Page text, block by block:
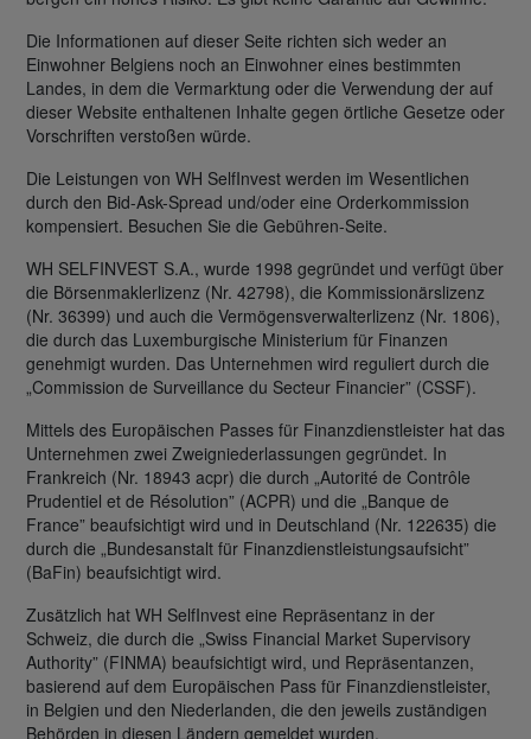
Die Informationen auf dieser Seite richten sich weder an
Einwohner Belgiens noch an Einwohner eines bestimmten
Landes, in dem die Vermarktung oder die Verwendung der auf
dieser Website enthaltenen Inhalte gegen örtliche Gesetze oder
Vorschriften verstoßen würde.
Die Leistungen von WH SelfInvest werden im Wesentlichen
durch den Bid-Ask-Spread und/oder eine Orderkommission
kompensiert. Besuchen Sie die Gebühren-Seite.
WH SELFINVEST S.A., wurde 1998 gegründet und verfügt über
die Börsenmaklerlizenz (Nr. 42798), die Kommissionärslizenz
(Nr. 36399) und auch die Vermögensverwalterlizenz (Nr. 1806),
die durch das Luxemburgische Ministerium für Finanzen
genehmigt wurden. Das Unternehmen wird reguliert durch die
„Commission de Surveillance du Secteur Financier” (CSSF).
Mittels des Europäischen Passes für Finanzdienstleister hat das
Unternehmen zwei Zweigniederlassungen gegründet. In
Frankreich (Nr. 18943 acpr) die durch „Autorité de Contrôle
Prudentiel et de Résolution” (ACPR) und die „Banque de
France” beaufsichtigt wird und in Deutschland (Nr. 122635) die
durch die „Bundesanstalt für Finanzdienstleistungsaufsicht”
(BaFin) beaufsichtigt wird.
Zusätzlich hat WH SelfInvest eine Repräsentanz in der
Schweiz, die durch die „Swiss Financial Market Supervisory
Authority” (FINMA) beaufsichtigt wird, und Repräsentanzen,
basierend auf dem Europäischen Pass für Finanzdienstleister,
in Belgien und den Niederlanden, die den jeweils zuständigen
Behörden in diesen Ländern gemeldet wurden.